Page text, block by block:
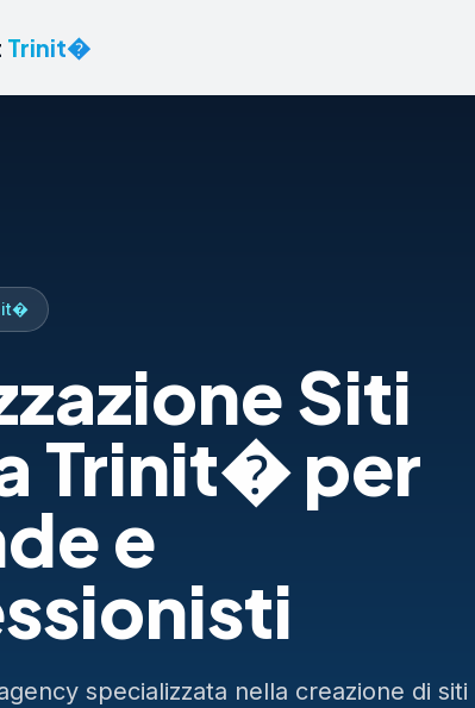
Trinit�
Siti
Trinit� per
e
specializzata nella creazione di siti